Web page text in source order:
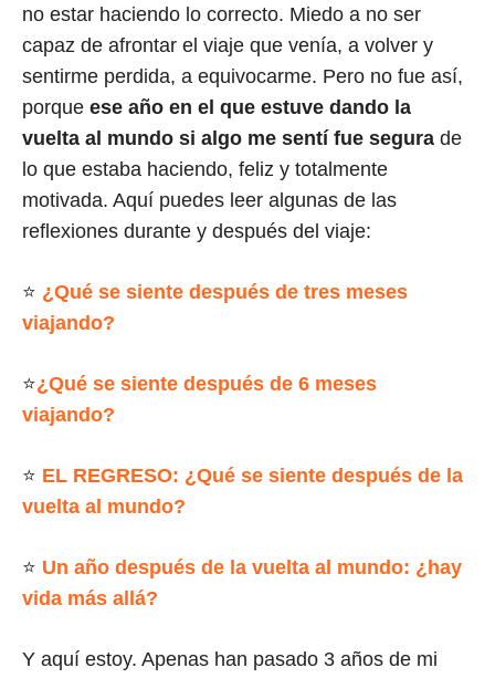
no estar haciendo lo correcto. Miedo a no ser
capaz de afrontar el viaje que venía, a volver y
sentirme perdida, a equivocarme. Pero no fue así,
porque ese año en el que estuve dando la
vuelta al mundo si algo me sentí fue segura de
lo que estaba haciendo, feliz y totalmente
motivada. Aquí puedes leer algunas de las
reflexiones durante y después del viaje:
⭐ ¿Qué se siente después de tres meses
viajando?
⭐¿Qué se siente después de 6 meses
viajando?
⭐ EL REGRESO: ¿Qué se siente después de la
vuelta al mundo?
⭐ Un año después de la vuelta al mundo: ¿hay
vida más allá?
Y aquí estoy. Apenas han pasado 3 años de mi